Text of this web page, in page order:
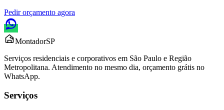
Pedir orçamento agora
MontadorSP
Serviços residenciais e corporativos em São Paulo e Região
Metropolitana. Atendimento no mesmo dia, orçamento grátis no
WhatsApp.
Serviços